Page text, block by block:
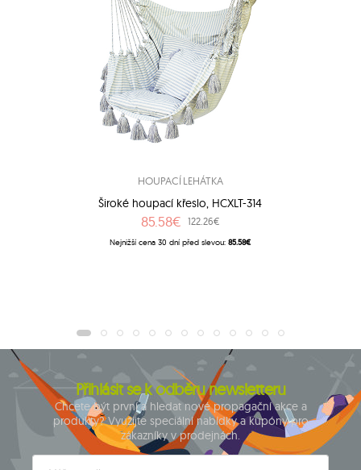
HOUPACÍ LEHÁTKA
Široké houpací křeslo, HCXLT-314
85.58€ 122.26€
Nejnižší cena 30 dní před slevou:85.58€
Přihlásit se k odběru newsletteru
Chcete být první a hledat nové propagační akce a
produkty? Využijte speciální nabídky a kupóny pro
zákazníky v prodejnách.